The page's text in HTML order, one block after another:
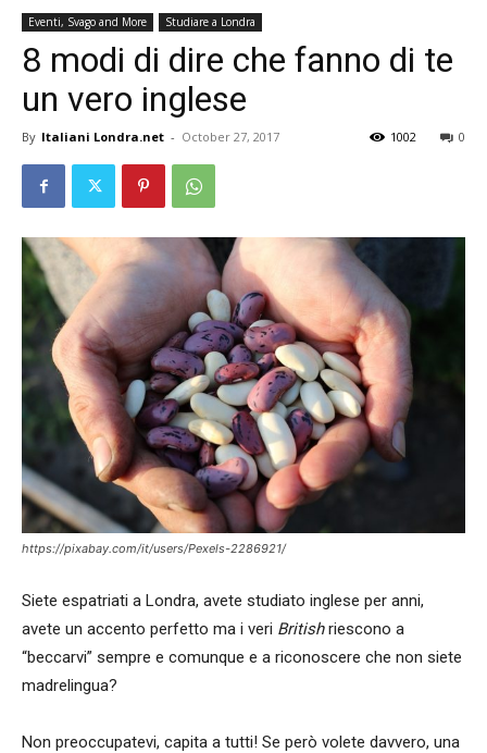
Eventi, Svago and More Studiare a Londra
8 modi di dire che fanno di te
un vero inglese
By Italiani Londra.net - October 27, 2017 0
1002
https://pixabay.com/it/users/Pexels-2286921/
Siete espatriati a Londra, avete studiato inglese per anni,
avete un accento perfetto ma i veri Britishriescono a
“beccarvi” sempre e comunque e a riconoscere che non siete
madrelingua?
Non preoccupatevi, capita a tutti! Se però volete davvero, una